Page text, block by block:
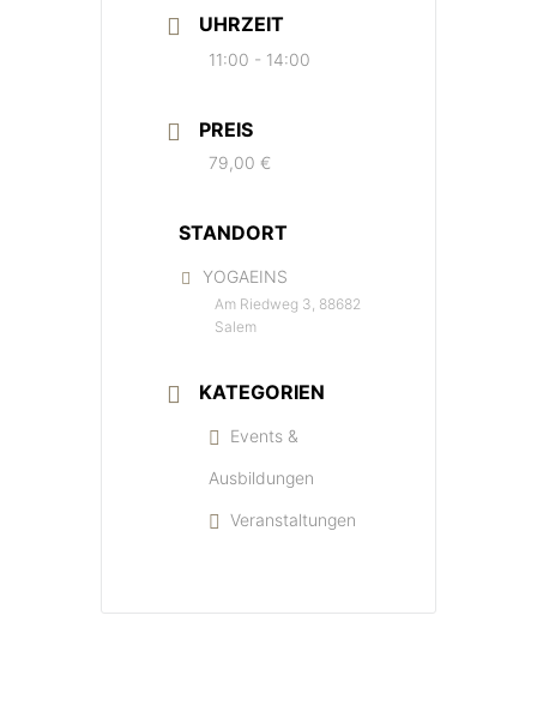
UHRZEIT
11:00 - 14:00
PREIS
79,00 €
STANDORT
YOGAEINS
Am Riedweg 3, 88682
Salem
KATEGORIEN
Events &
Ausbildungen
Veranstaltungen